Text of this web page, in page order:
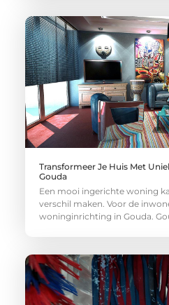
Transformeer Je Huis Met
Gouda
Een mooi ingerichte woning
verschil maken. Voor de
woninginrichting in Gouda.